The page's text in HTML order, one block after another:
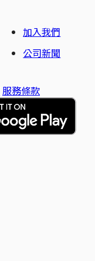
加入我們
公司新聞
服務條款